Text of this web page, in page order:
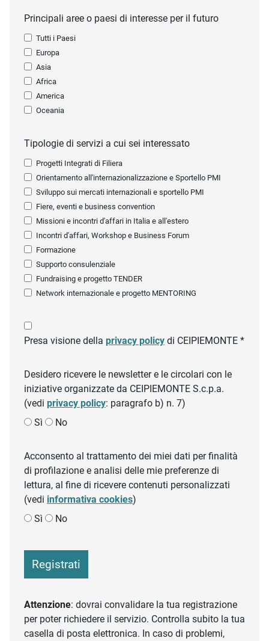
Principali aree o paesi di interesse per il futuro
Tutti i Paesi
Europa
Asia
Africa
America
Oceania
Tipologie di servizi a cui sei interessato
Progetti Integrati di Filiera
Orientamento all'internazionalizzazione e Sportello PMI
Sviluppo sui mercati internazionali e sportello PMI
Fiere, eventi e business convention
Missioni e incontri d'affari in Italia e all'estero
Incontri d'affari, Workshop e Business Forum
Formazione
Supporto consulenziale
Fundraising e progetto TENDER
Network internazionale e progetto MENTORING
Presa visione della privacy policy di CEIPIEMONTE *
Desidero ricevere le newsletter e le circolari con le
iniziative organizzate da CEIPIEMONTE S.c.p.a.
(vedi privacy policy: paragrafo b) n. 7)
Sì
No
Acconsento al trattamento dei miei dati per finalità
di profilazione e analisi delle mie preferenze di
lettura, al fine di ricevere contenuti personalizzati
(vedi informativa cookies)
Sì
No
Registrati
Attenzione: dovrai convalidare la tua registrazione
per poter richiedere il servizio. Controlla subito la tua
casella di posta elettronica. In caso di problemi,